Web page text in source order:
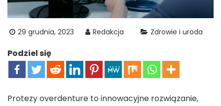
29 grudnia, 2023 Redakcja Zdrowie i uroda
Podziel się
Protezy overdenture to innowacyjne rozwiązanie,